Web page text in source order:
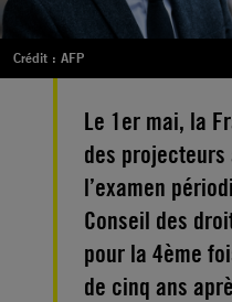
Crédit : AFP
Le 1er mai, la
des projecteurs
l’examen
Conseil des
pour la 4ème
de cinq ans